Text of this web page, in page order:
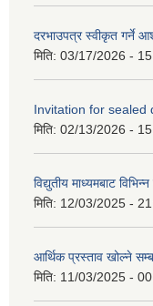
दरभाउपत्र स्वीकृत गर्ने
मिति: 03/17/2026 -
Invitation for sealed
मिति: 02/13/2026 -
विद्युतीय माध्यमबाट
मिति: 12/03/2025 -
आर्थिक प्रस्ताव खोल्ने
मिति: 11/03/2025 -